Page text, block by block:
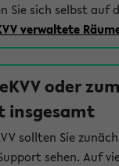
Sie sich selbst auf
verwaltete
oder zum
insgesamt
sollten Sie
sehen. Auf